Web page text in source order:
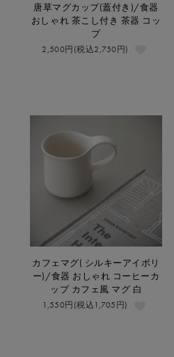
唐草マグカップ(蓋付き)/食器
おしゃれ 茶こし付き 茶器 コッ
プ
2,500円(税込2,750円)
カフェマグ( シルキーアイボリ
ー)/食器 おしゃれ コーヒーカ
ップ カフェ風 マグ 白
1,550円(税込1,705円)